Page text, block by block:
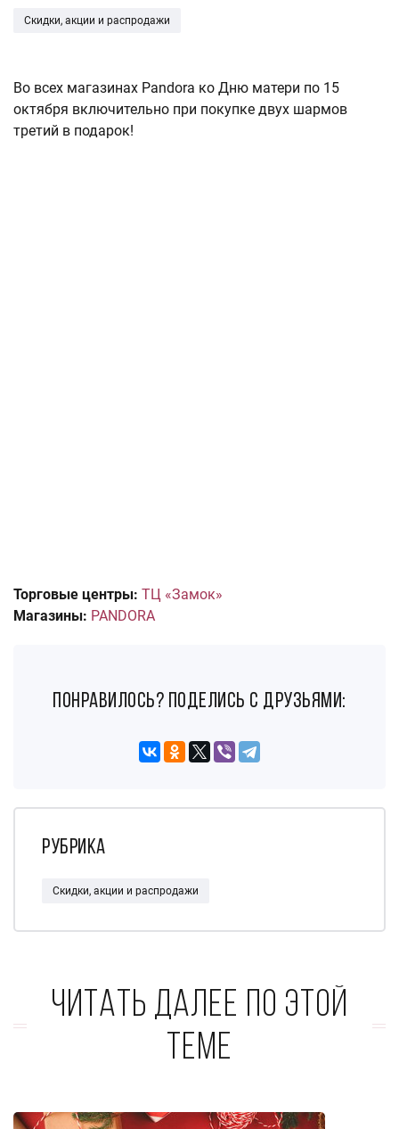
Скидки, акции и распродажи
Во всех магазинах Pandora ко Дню матери по 15
октября включительно при покупке двух шармов
третий в подарок!
Торговые центры: ТЦ «Замок»
Магазины: PANDORA
понравилось? поделись с друзьями:
Рубрика
Скидки, акции и распродажи
Читать далее по этой
теме